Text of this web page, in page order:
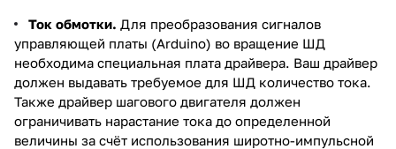
Ток обмотки. Для преобразования сигналов
управляющей платы (Arduino) во вращение ШД
необходима специальная плата драйвера. Ваш драйвер
должен выдавать требуемое для ШД количество тока.
Также драйвер шагового двигателя должен
ограничивать нарастание тока до определенной
величины за счёт использования широтно-импульсной